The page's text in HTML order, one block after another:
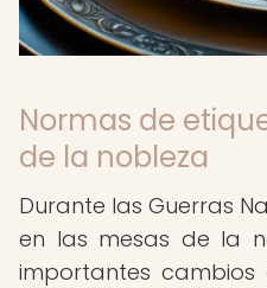
Normas de
de la nobleza
Durante las Guerras
en las mesas de la
importantes